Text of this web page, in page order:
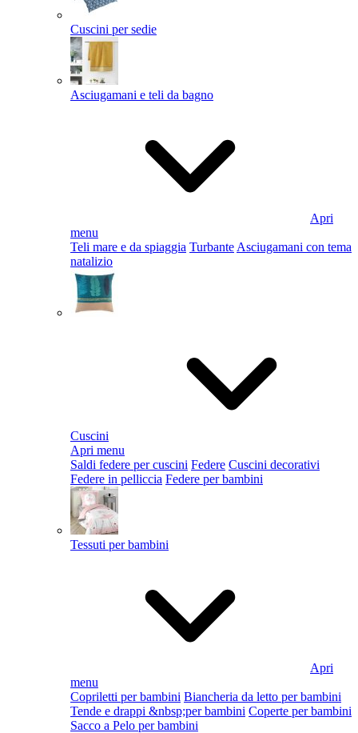
Cuscini per sedie
Asciugamani e teli da bagno
Apri
menu
Teli mare e da spiaggia Turbante Asciugamani con tema
natalizio
Cuscini
Apri menu
Saldi federe per cuscini Federe Cuscini decorativi
Federe in pelliccia Federe per bambini
Tessuti per bambini
Apri
menu
Copriletti per bambini Biancheria da letto per bambini
Tende e drappi &nbsp;per bambini Coperte per bambini
Sacco a Pelo per bambini